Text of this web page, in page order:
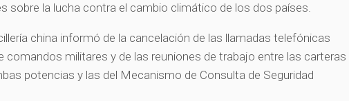
sobre la lucha contra el cambio climático de los dos países.
china informó de la cancelación de las llamadas telefónicas
comandos militares y de las reuniones de trabajo entre las carteras
potencias y las del Mecanismo de Consulta de Seguridad